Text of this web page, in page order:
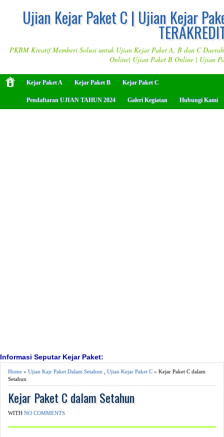
Ujian Kejar Paket C | Ujian Kejar
PKBM Kreatif Memberi Solusi untuk Ujian Kejar Paket A, B dan C
Online| Ujian Paket B Online | Ujian
Kejar Paket A Kejar Paket B Kejar Paket C
Pendaftaran UJIAN TAHUN 2024 Galeri Kegiatan Hubungi Kami
Informasi Seputar Kejar Paket:
Home » Ujian Kajr Paket Dalam Setahun Ujian Kejar Paket C » Kejar Paket C dalam
Setahun
Kejar Paket C dalam Setahun
WITH NO COMMENTS